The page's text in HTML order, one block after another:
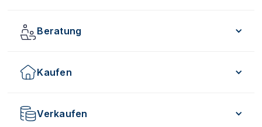
Beratung
Kaufen
Verkaufen